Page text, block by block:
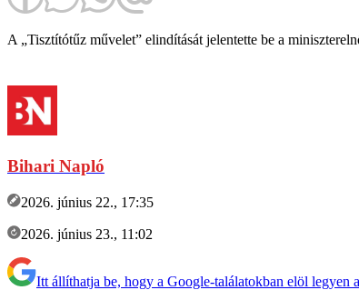
A „Tisztítótűz művelet” elindítását jelentette be a
Bihari Napló
2026. június 22., 17:35
2026. június 23., 11:02
Itt állíthatja be, hogy a Google-találatokban elöl legyen